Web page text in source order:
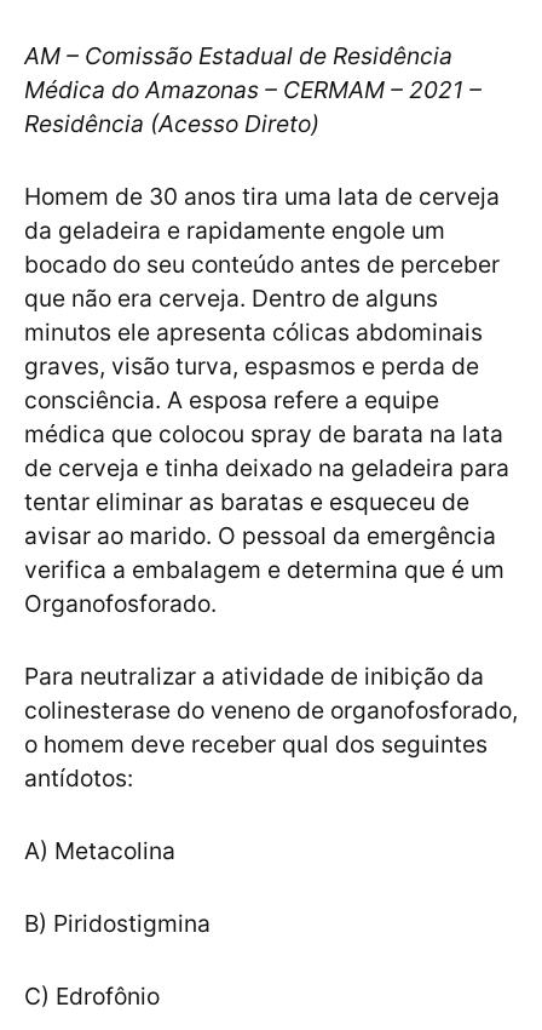
AM – Comissão Estadual de Residência
Médica do Amazonas – CERMAM – 2021 –
Residência (Acesso Direto)
Homem de 30 anos tira uma lata de cerveja
da geladeira e rapidamente engole um
bocado do seu conteúdo antes de perceber
que não era cerveja. Dentro de alguns
minutos ele apresenta cólicas abdominais
graves, visão turva, espasmos e perda de
consciência. A esposa refere a equipe
médica que colocou spray de barata na lata
de cerveja e tinha deixado na geladeira para
tentar eliminar as baratas e esqueceu de
avisar ao marido. O pessoal da emergência
verifica a embalagem e determina que é um
Organofosforado.
Para neutralizar a atividade de inibição da
colinesterase do veneno de organofosforado,
o homem deve receber qual dos seguintes
antídotos:
A) Metacolina
B) Piridostigmina
C) Edrofônio